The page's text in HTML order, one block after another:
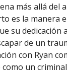
más allá del
es la manera
su dedicación
de un
con Ryan
un